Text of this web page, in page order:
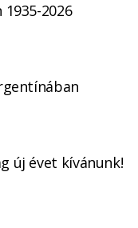
2026
új évet kívánunk!